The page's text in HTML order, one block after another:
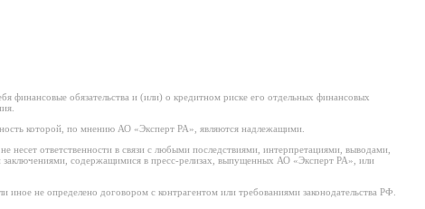
обязательства и (или) о кредитном риске его отдельных финансовых
которой, по мнению АО «Эксперт РА», являются надлежащими.
ответственности в связи с любыми последствиями, интерпретациями, выводами,
содержащимися в пресс-релизах, выпущенных АО «Эксперт РА», или
не определено договором с контрагентом или требованиями законодательства РФ.